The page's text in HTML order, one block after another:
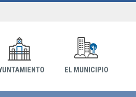
EL MUNICIPIO